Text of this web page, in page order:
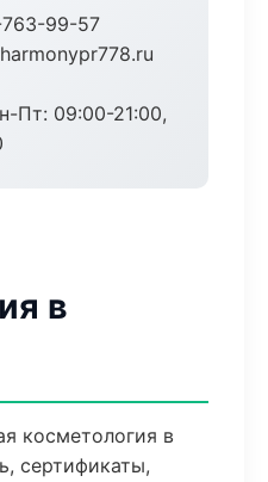
99-57
Пт: 09:00-21:00,
в
косметология в
сертификаты,